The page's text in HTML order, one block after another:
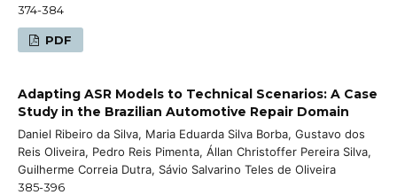
374-384
PDF
Adapting ASR Models to Technical Scenarios: A Case
Study in the Brazilian Automotive Repair Domain
Daniel Ribeiro da Silva, Maria Eduarda Silva Borba, Gustavo dos
Reis Oliveira, Pedro Reis Pimenta, Állan Christoffer Pereira Silva,
Guilherme Correia Dutra, Sávio Salvarino Teles de Oliveira
385-396